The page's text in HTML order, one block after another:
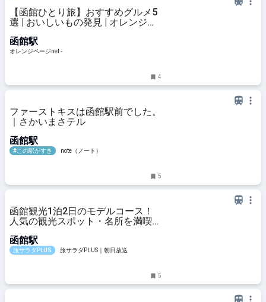
【函館ひとり旅】おすすめグルメ5
選 | おいしいもの発見 | オレンジペ
函館駅
オレンジページnet -
4
ファーストキスは函館駅前でした。
｜さかいまさテル
函館駅
#この駅がすき note（ノート）
5
函館観光1泊2日のモデルコース！
人気の観光スポット・名所を満喫で
函館駅
旅サラダPLUS 旅サラダPLUS｜朝日放送
5